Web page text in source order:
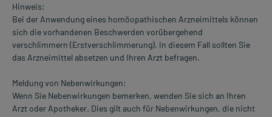
Hinweis:
Bei der Anwendung eines homöopathischen Arzneimittels können
sich die vorhandenen Beschwerden vorübergehend
verschlimmern (Erstverschlimmerung). In diesem Fall sollten Sie
das Arzneimittel absetzen und Ihren Arzt befragen.
Meldung von Nebenwirkungen:
Wenn Sie Nebenwirkungen bemerken, wenden Sie sich an Ihren
Arzt oder Apotheker. Dies gilt auch für Nebenwirkungen, die nicht